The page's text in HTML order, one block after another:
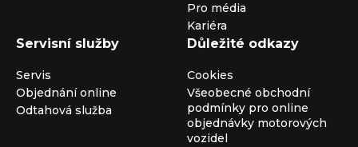
Pro média
Kariéra
Servisní služby
Servis
Objednání online
Odtahová služba
Důležité odkazy
Cookies
Všeobecné obchodní
podmínky pro online
objednávky motorových
vozidel